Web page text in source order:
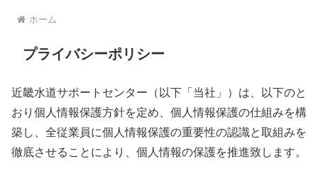
ホーム
プライバシーポリシー
近畿水道サポートセンター（以下「当社」）は、以下のと
おり個人情報保護方針を定め、個人情報保護の仕組みを構
築し、全従業員に個人情報保護の重要性の認識と取組みを
徹底させることにより、個人情報の保護を推進致します。